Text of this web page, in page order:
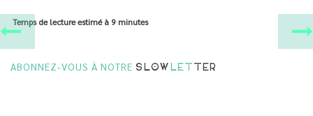
Temps de lecture estimé à 9 minutes
ABONNEZ-VOUS À NOTRE SLOW LET TER